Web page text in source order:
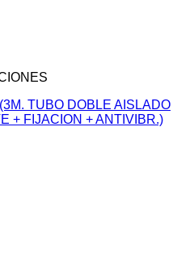
TUBO DOBLE AISLADO
+ FIJACION + ANTIVIBR.)